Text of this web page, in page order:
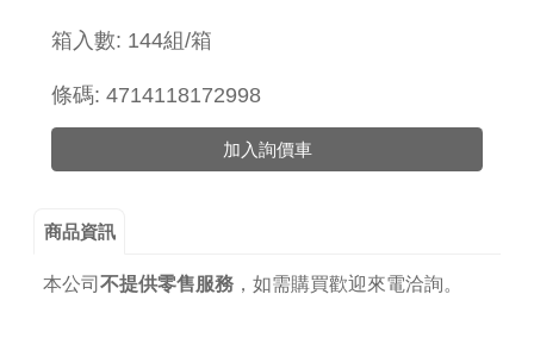
箱入數: 144組/箱
條碼: 4714118172998
加入詢價車
商品資訊
本公司 不提供零售服務， 如需購買歡迎來電洽詢。